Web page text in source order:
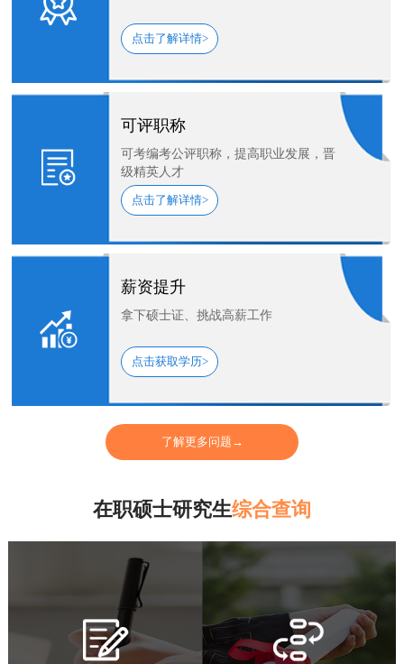
点击了解详情>
可评职称
可考编考公评职称，提高职业发展，晋
级精英人才
点击了解详情>
薪资提升
拿下硕士证、挑战高薪工作
点击获取学历>
了解更多问题→
在职硕士研究生综合查询